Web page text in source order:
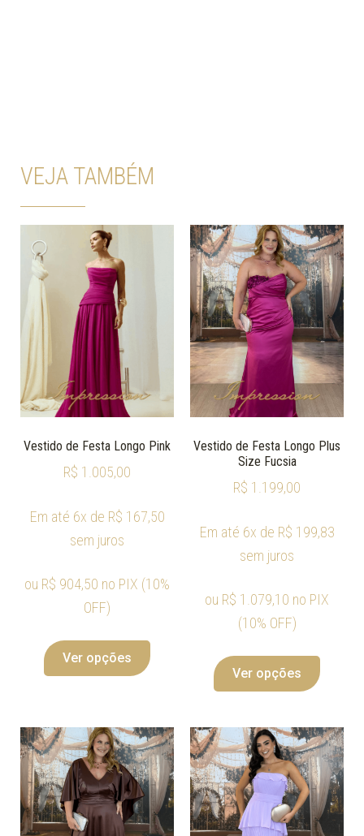
VEJA TAMBÉM
Vestido de Festa Longo Pink
R$ 1.005,00
Em até 6x de R$ 167,50
sem juros
ou R$ 904,50 no PIX (10%
OFF)
Ver opções
Vestido de Festa Longo Plus
Size Fucsia
R$ 1.199,00
Em até 6x de R$ 199,83
sem juros
ou R$ 1.079,10 no PIX
(10% OFF)
Ver opções